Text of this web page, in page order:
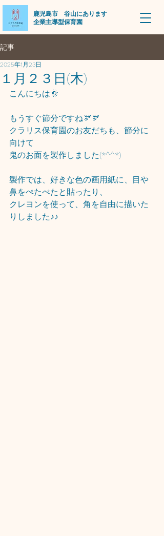
​鹿児島市 谷山にあります
企業主導型保育園
記事
１月２３日(木)
2025年1月23日
こんにちは🌞
もうすぐ節分ですね🫘🫘
クラリス保育園のお友だちも、節分に
向けて
鬼のお面を製作しました(*^^*)
製作では、好きな色の画用紙に、目や
鼻をぺたぺたと貼ったり、
クレヨンを使って、角を自由に描いた
りしました♪♪